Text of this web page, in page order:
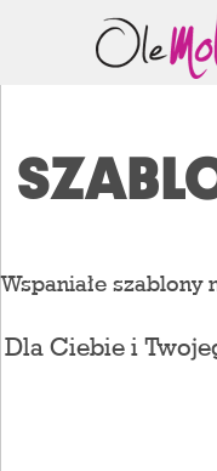
Wspaniałe
Dla Ciebie i